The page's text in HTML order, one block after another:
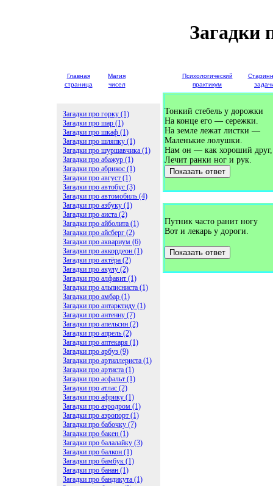
Загадки
Главная
страница
Магия
чисел
Психологический
практикум
Загадки про горку (1)
Загадки про шар (1)
Загадки про шкаф (1)
Загадки про шляпку (1)
Загадки про шуршавчика (1)
Загадки про абажур (1)
Загадки про абрикос (1)
Загадки про август (1)
Загадки про автобус (3)
Загадки про автомобиль (4)
Загадки про азбуку (1)
Загадки про аиста (2)
Загадки про айболита (1)
Загадки про айсберг (2)
Загадки про аквариум (6)
Загадки про аккордеон (1)
Загадки про актёра (2)
Загадки про акулу (2)
Загадки про алфавит (1)
Загадки про альписниста (1)
Загадки про амбар (1)
Загадки про антарктиду (1)
Загадки про антенну (7)
Загадки про апельсин (2)
Загадки про апрель (2)
Загадки про аптекаря (1)
Загадки про арбуз (9)
Загадки про артиллериста (1)
Загадки про артиста (1)
Загадки про асфальт (1)
Загадки про атлас (2)
Загадки про африку (1)
Загадки про аэродром (1)
Загадки про аэропорт (1)
Загадки про бабочку (7)
Загадки про бакен (1)
Загадки про балалайку (3)
Загадки про балкон (1)
Загадки про бамбук (1)
Загадки про банан (1)
Загадки про бандикута (1)
Тонкий стебель у дорожки
На конце его — сережки.
На земле лежат листки —
Маленькие лолушки.
Нам он — как хороший друг,
Лечит ранки ног и рук.
Показать ответ
Путник часто ранит ногу
Вот и лекарь у дороги.
Показать ответ